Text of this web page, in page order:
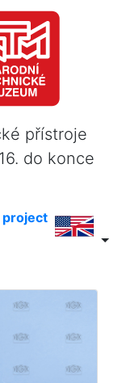
přístroje
do konce